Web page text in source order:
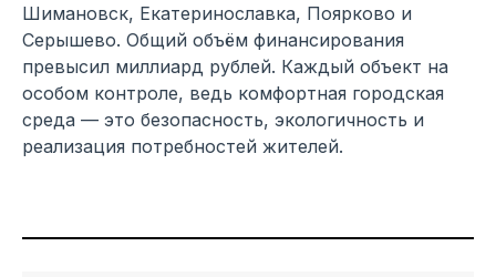
Шимановск, Екатеринославка, Поярково и
Серышево. Общий объём финансирования
превысил миллиард рублей. Каждый объект на
особом контроле, ведь комфортная городская
среда — это безопасность, экологичность и
реализация потребностей жителей.